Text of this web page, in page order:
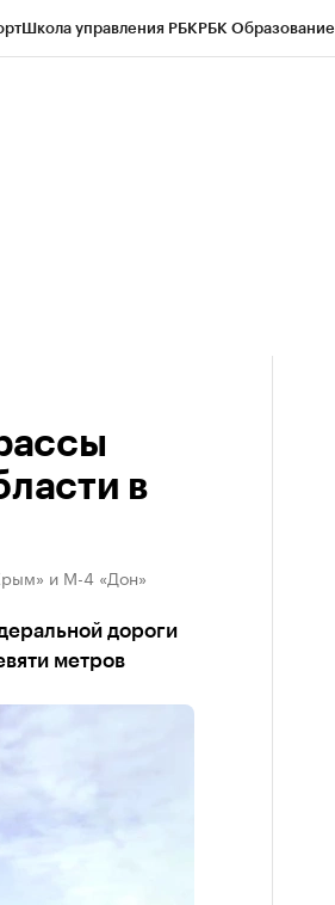
Школа управления РБКРБК Образование
в
и М-4 «Дон»
дороги
метров